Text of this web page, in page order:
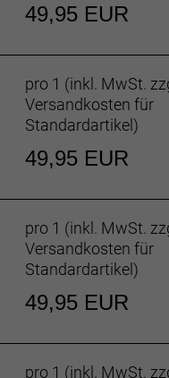
49,95 EUR
pro 1 (inkl. MwSt.
Versandkosten für
Standardartikel)
49,95 EUR
pro 1 (inkl. MwSt.
Versandkosten für
Standardartikel)
49,95 EUR
pro 1 (inkl. MwSt.